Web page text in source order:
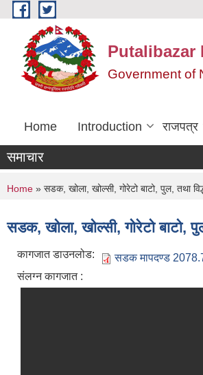
Skip to main content
Government of
Home Introduction राजपत्र
समाचार
You are here
Home » सडक, खोला, खोल्सी, गोरेटो बाटो, पुल, तथा
सडक, खोला, खोल्सी, गोरेटो बाटो,
कागजात डाउनलोड:
सडक मापदण्ड
संलग्न कागजात :